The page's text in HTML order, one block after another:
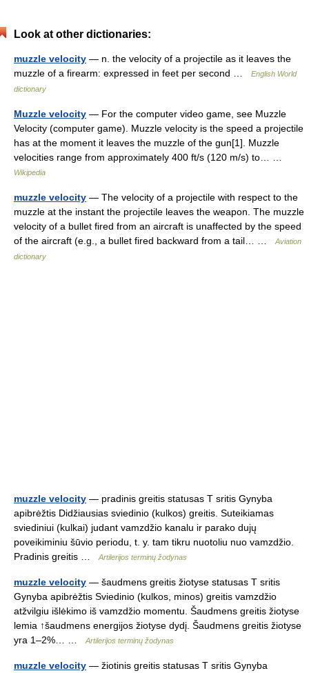
Look at other dictionaries:
muzzle velocity — n. the velocity of a projectile as it leaves the
muzzle of a firearm: expressed in feet per second …
English World
dictionary
Muzzle velocity — For the computer video game, see Muzzle
Velocity (computer game). Muzzle velocity is the speed a projectile
has at the moment it leaves the muzzle of the gun[1]. Muzzle
velocities range from approximately 400 ft/s (120 m/s) to… …
Wikipedia
muzzle velocity — The velocity of a projectile with respect to the
muzzle at the instant the projectile leaves the weapon. The muzzle
velocity of a bullet fired from an aircraft is unaffected by the speed
of the aircraft (e.g., a bullet fired backward from a tail… …
Aviation
dictionary
muzzle velocity — pradinis greitis statusas T sritis Gynyba
apibrėžtis Didžiausias sviedinio (kulkos) greitis. Suteikiamas
sviediniui (kulkai) judant vamzdžio kanalu ir parako dujų
poveikiminiu šūvio periodu, t. y. tam tikru nuotoliu nuo vamzdžio.
Pradinis greitis …
Artilerijos terminų žodynas
muzzle velocity — šaudmens greitis žiotyse statusas T sritis
Gynyba apibrėžtis Sviedinio (kulkos, minos) greitis vamzdžio
atžvilgiu išlėkimo iš vamzdžio momentu. Šaudmens greitis žiotyse
lemia ↑šaudmens energijos žiotyse dydį. Šaudmens greitis žiotyse
yra 1–2%… …
Artilerijos terminų žodynas
muzzle velocity — žiotinis greitis statusas T sritis Gynyba